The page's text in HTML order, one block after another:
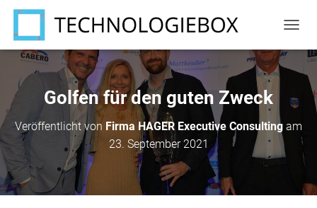
A
A
I
S
Golfen für den guten Zweck
Veröffentlicht von Firma HAGER Executive Consulting am
23. September 2021